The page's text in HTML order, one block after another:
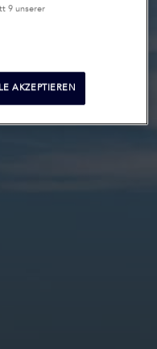
9 unserer
AKZEPTIEREN